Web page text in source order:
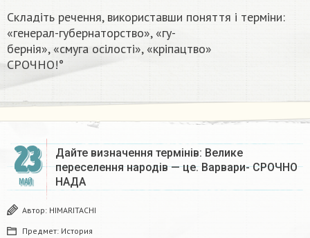
Складіть речення, використавши поняття і терміни:
«генерал-губернаторство», «гу-
бернія», «смуга осілості», «кріпацтво»
СРОЧНО!°​
23
МАЙ
Дайте визначення термінів: Велике
переселення народів — це. Варвари- СРОЧНО
НАДА​
Автор: HIMARITACHI
Предмет: История